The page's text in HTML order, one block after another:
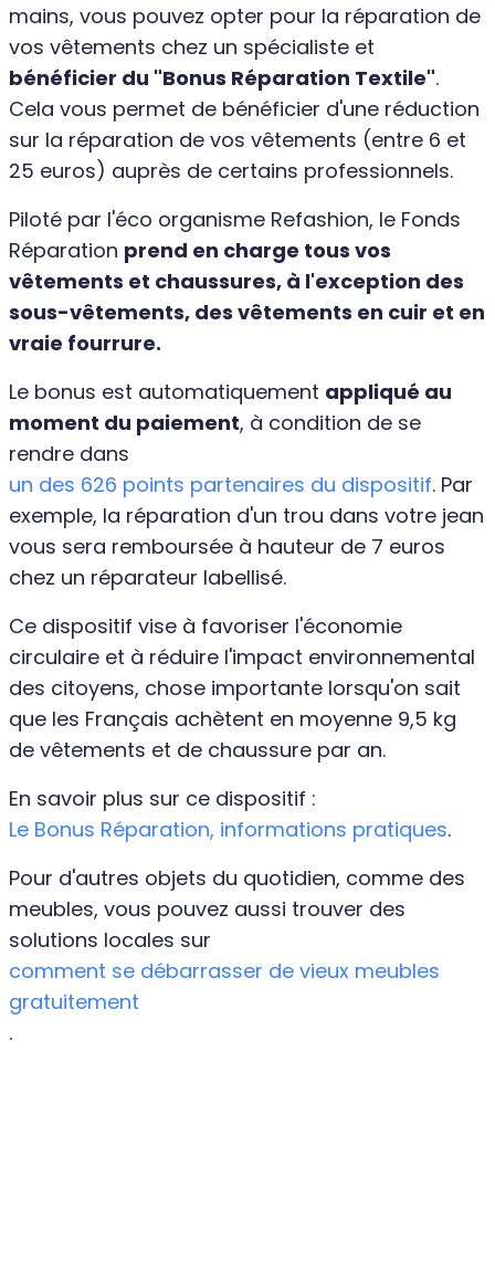
mains, vous pouvez opter pour la réparation de
vos vêtements chez un spécialiste et
bénéficier du "Bonus Réparation Textile".
Cela vous permet de bénéficier d'une réduction
sur la réparation de vos vêtements (entre 6 et
25 euros) auprès de certains professionnels.
Piloté par l'éco organisme Refashion, le Fonds
Réparation prend en charge tous vos
vêtements et chaussures, à l'exception des
sous-vêtements, des vêtements en cuir et en
vraie fourrure.
Le bonus est automatiquement appliqué au
moment du paiement, à condition de se
rendre dans
un des 626 points partenaires du dispositif. Par
exemple, la réparation d'un trou dans votre jean
vous sera remboursée à hauteur de 7 euros
chez un réparateur labellisé.
Ce dispositif vise à favoriser l'économie
circulaire et à réduire l'impact environnemental
des citoyens, chose importante lorsqu'on sait
que les Français achètent en moyenne 9,5 kg
de vêtements et de chaussure par an.
En savoir plus sur ce dispositif :
Le Bonus Réparation, informations pratiques.
Pour d'autres objets du quotidien, comme des
meubles, vous pouvez aussi trouver des
solutions locales sur
comment se débarrasser de vieux meubles
gratuitement
.